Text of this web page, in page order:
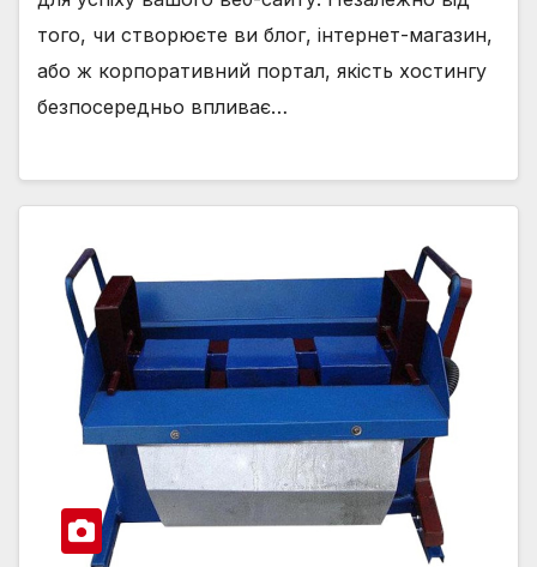
того, чи створюєте ви блог, інтернет-магазин,
або ж корпоративний портал, якість хостингу
безпосередньо впливає…